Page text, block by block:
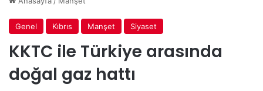
Genel Kıbrıs Manşet Siyaset
KKTC ile Türkiye arasında
doğal gaz hattı